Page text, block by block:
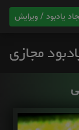
یادبود / ویرایش